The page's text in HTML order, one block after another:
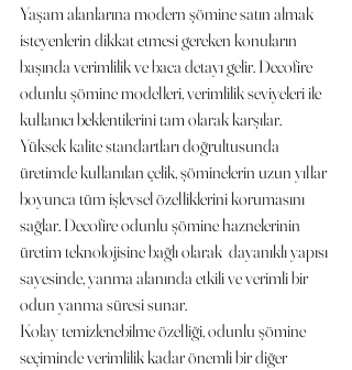
Yaşam alanlarına modern şömine satın almak
isteyenlerin dikkat etmesi gereken konuların
başında verimlilik ve baca detayı gelir. Decofire
odunlu şömine modelleri, verimlilik seviyeleri ile
kullanıcı beklentilerini tam olarak karşılar.
Yüksek kalite standartları doğrultusunda
üretimde kullanılan çelik, şöminelerin uzun yıllar
boyunca tüm işlevsel özelliklerini korumasını
sağlar. Decofire odunlu şömine haznelerinin
üretim teknolojisine bağlı olarak  dayanıklı yapısı
sayesinde, yanma alanında etkili ve verimli bir
odun yanma süresi sunar.
Kolay temizlenebilme özelliği, odunlu şömine
seçiminde verimlilik kadar önemli bir diğer